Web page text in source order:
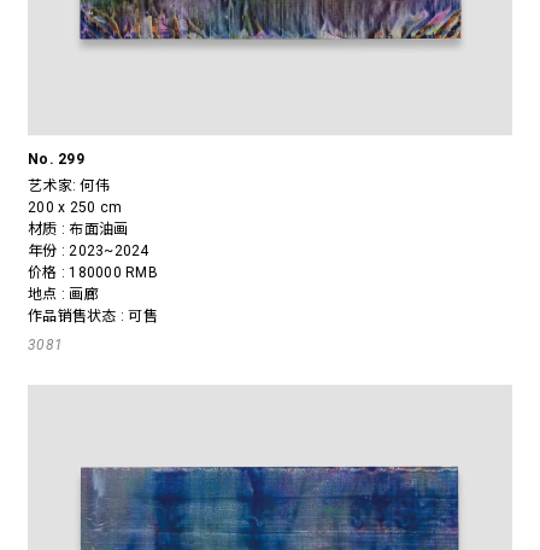
No. 299
艺术家:何伟
200 x 250 cm
材质 : 布面油画
年份 : 2023~2024
价格 : 180000 RMB
地点 : 画廊
作品销售状态 : 可售
3081